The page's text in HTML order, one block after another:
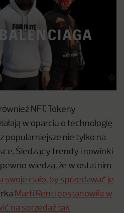
NFT. Tokeny
w oparciu o technologię
popularniejsze nie tylko na
Śledzący trendy i nowinki
wiedzą, że w ostatnim
swoje ciało, by sprzedawać je
Marti Renti postanowiła w
na sprzedaż tak